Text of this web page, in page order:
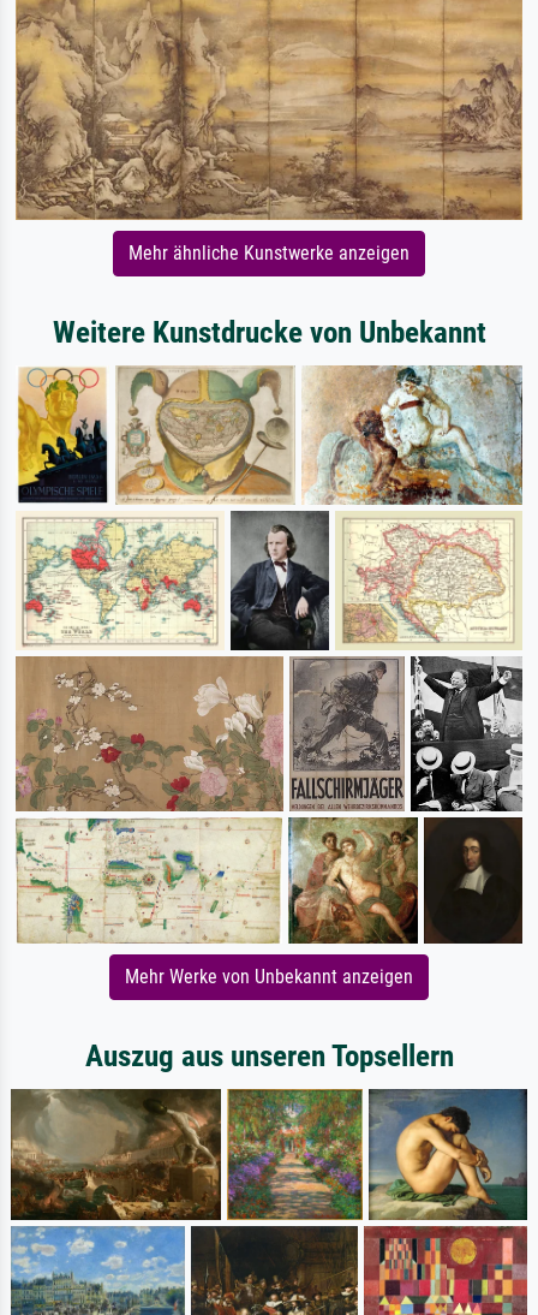
Mehr ähnliche Kunstwerke anzeigen
Weitere Kunstdrucke von Unbekannt
Mehr Werke von Unbekannt anzeigen
Auszug aus unseren Topsellern